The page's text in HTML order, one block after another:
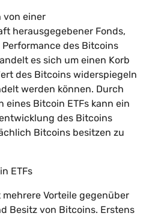
von einer
herausgegebener Fonds,
des Bitcoins
es sich um einen Korb
des Bitcoins widerspiegeln
werden können. Durch
eines Bitcoin ETFs kann ein
des Bitcoins
Bitcoins besitzen zu
ETFs
Vorteile gegenüber
Besitz von Bitcoins. Erstens